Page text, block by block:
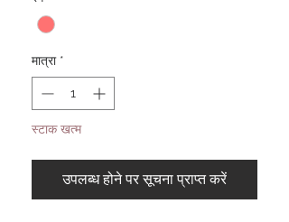
मात्रा *
स्टाक खत्म
उपलब्ध होने पर सूचना प्राप्त करें